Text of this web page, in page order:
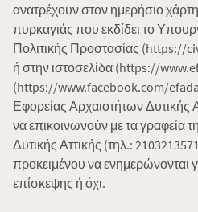
ανατρέχουν στον ημερήσιο
πυρκαγιάς που εκδίδει το
Πολιτικής Προστασίας (https://
ή στην ιστοσελίδα (https://
(https://www.facebook.com/
Εφορείας Αρχαιοτήτων Δυτικής
να επικοινωνούν με τα γραφεία
Δυτικής Αττικής (τηλ.:
προκειμένου να ενημερώνονται
επίσκεψης ή όχι.